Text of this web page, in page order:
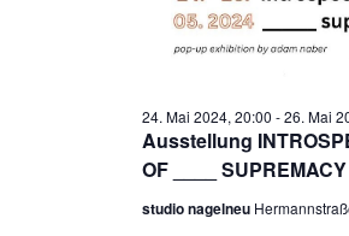
Ausstellung
OF ____ SUPREMACY
24. Mai 2024, 20:00 -26. Mai
studio nagelneu